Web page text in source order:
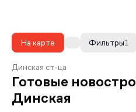
На карте 1
Фильтры
Динская ст-ца
Готовые
Динская